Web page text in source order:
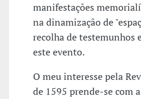
manifestações
na dinamização de
recolha de testemunhos
este evento.
O meu interesse pela
de 1595 prende-se com